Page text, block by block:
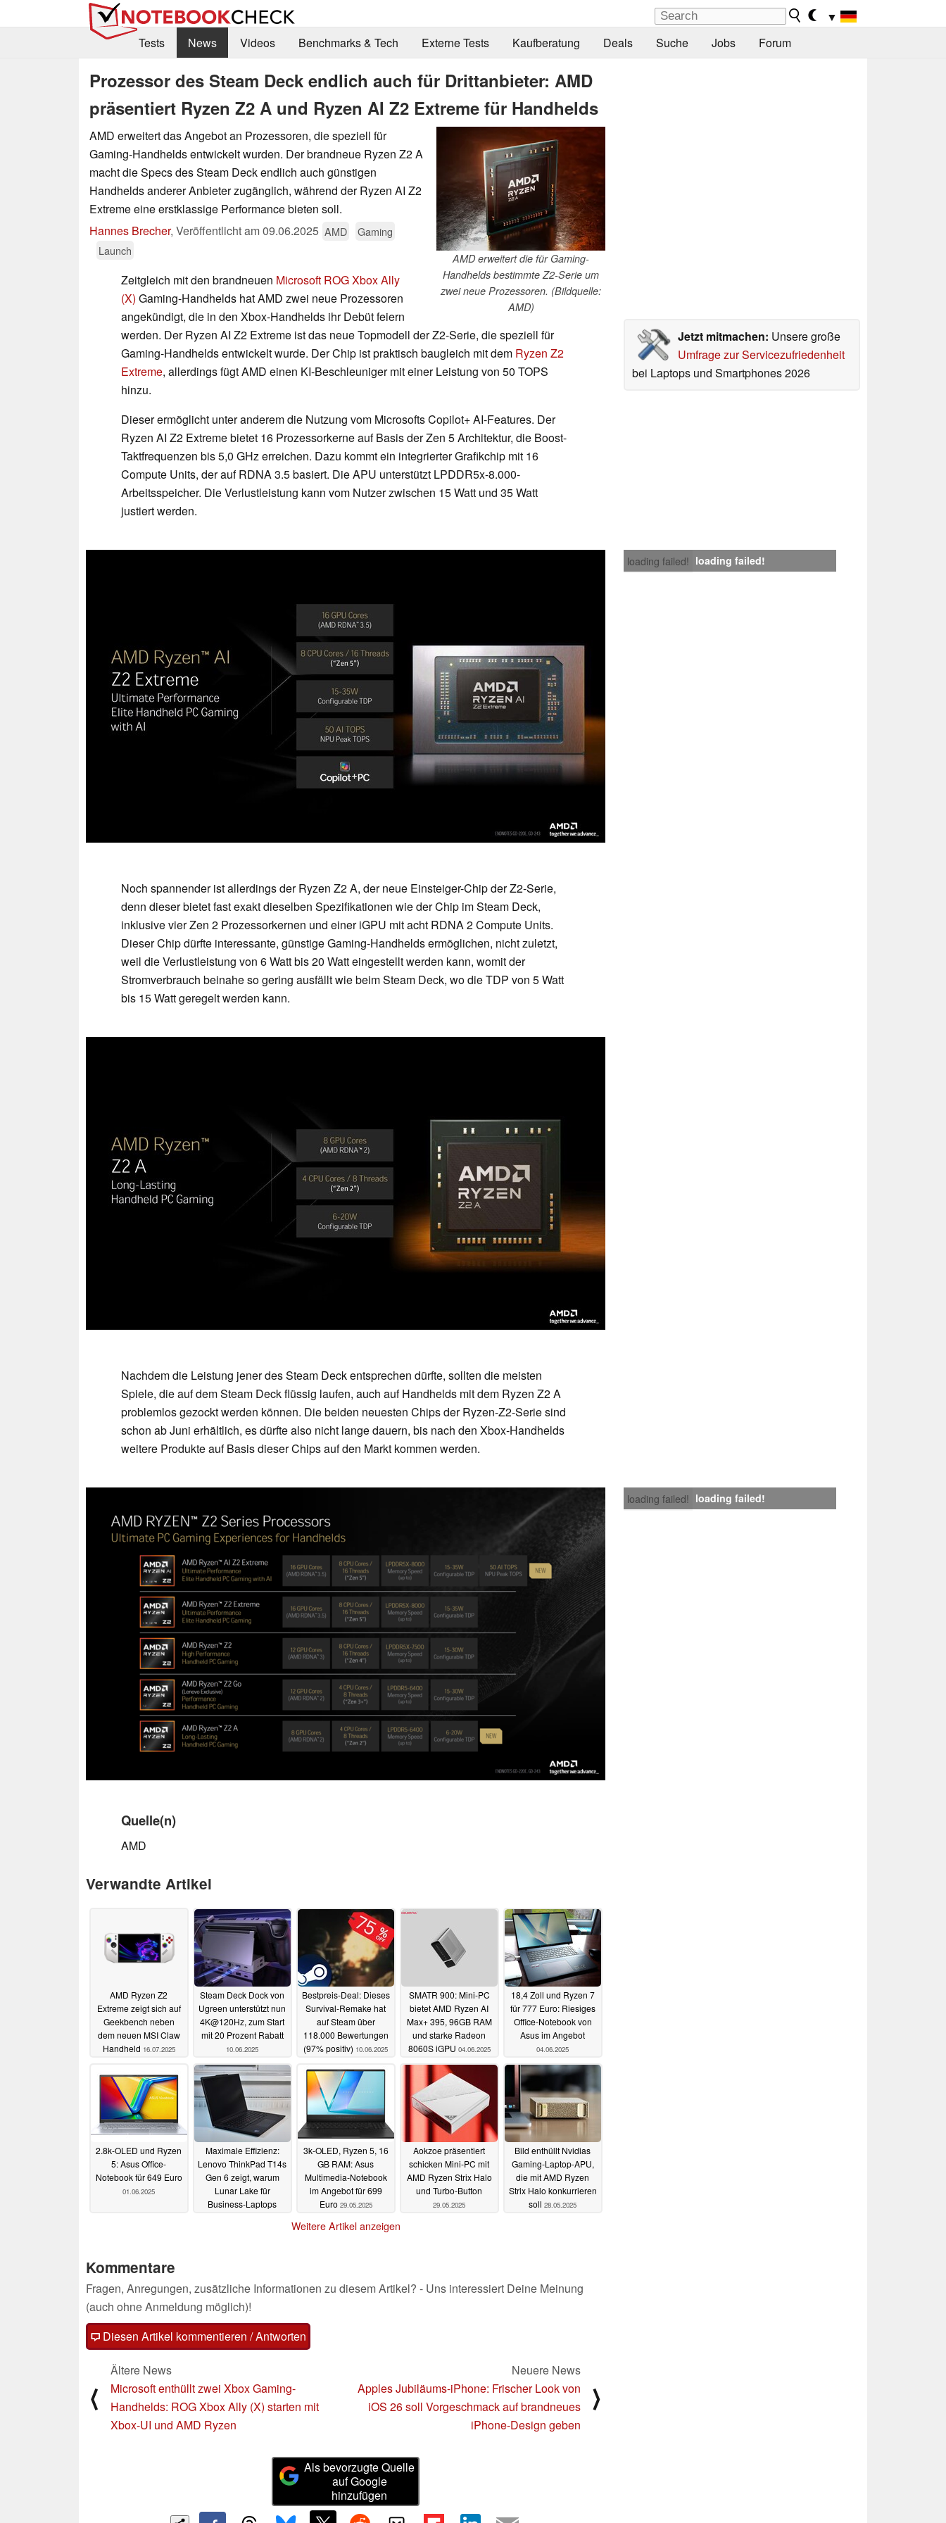
▼
Tests
News Videos Benchmarks & Tech Externe Tests Kaufberatung Deals Suche Jobs Forum
Prozessor des Steam Deck endlich auch für Drittanbieter: AMD
präsentiert Ryzen Z2 A und Ryzen AI Z2 Extreme für Handhelds
AMD erweitert die für Gaming-
Handhelds bestimmte Z2-Serie um
zwei neue Prozessoren. (Bildquelle:
AMD)
AMD erweitert das Angebot an Prozessoren, die speziell für
Gaming-Handhelds entwickelt wurden. Der brandneue Ryzen Z2 A
macht die Specs des Steam Deck endlich auch günstigen
Handhelds anderer Anbieter zugänglich, während der Ryzen AI Z2
Extreme eine erstklassige Performance bieten soll.
Hannes Brecher, Veröffentlicht am09.06.2025 AMD
Gaming
Launch
Jetzt mitmachen: Unsere große
Umfrage zur Servicezufriedenheit
bei Laptops und Smartphones 2026
Zeitgleich mit den brandneuen Microsoft ROG Xbox Ally
(X) Gaming-Handhelds hat AMD zwei neue Prozessoren
angekündigt, die in den Xbox-Handhelds ihr Debüt feiern
werden. Der Ryzen AI Z2 Extreme ist das neue Topmodell der Z2-Serie, die speziell für
Gaming-Handhelds entwickelt wurde. Der Chip ist praktisch baugleich mit dem Ryzen Z2
Extreme, allerdings fügt AMD einen KI-Beschleuniger mit einer Leistung von 50 TOPS
hinzu.
Dieser ermöglicht unter anderem die Nutzung vom Microsofts Copilot+ AI-Features. Der
Ryzen AI Z2 Extreme bietet 16 Prozessorkerne auf Basis der Zen 5 Architektur, die Boost-
Taktfrequenzen bis 5,0 GHz erreichen. Dazu kommt ein integrierter Grafikchip mit 16
Compute Units, der auf RDNA 3.5 basiert. Die APU unterstützt LPDDR5x-8.000-
Arbeitsspeicher. Die Verlustleistung kann vom Nutzer zwischen 15 Watt und 35 Watt
justiert werden.
loading failed! loading failed!
Noch spannender ist allerdings der Ryzen Z2 A, der neue Einsteiger-Chip der Z2-Serie,
denn dieser bietet fast exakt dieselben Spezifikationen wie der Chip im Steam Deck,
inklusive vier Zen 2 Prozessorkernen und einer iGPU mit acht RDNA 2 Compute Units.
Dieser Chip dürfte interessante, günstige Gaming-Handhelds ermöglichen, nicht zuletzt,
weil die Verlustleistung von 6 Watt bis 20 Watt eingestellt werden kann, womit der
Stromverbrauch beinahe so gering ausfällt wie beim Steam Deck, wo die TDP von 5 Watt
bis 15 Watt geregelt werden kann.
Nachdem die Leistung jener des Steam Deck entsprechen dürfte, sollten die meisten
Spiele, die auf dem Steam Deck flüssig laufen, auch auf Handhelds mit dem Ryzen Z2 A
problemlos gezockt werden können. Die beiden neuesten Chips der Ryzen-Z2-Serie sind
schon ab Juni erhältlich, es dürfte also nicht lange dauern, bis nach den Xbox-Handhelds
weitere Produkte auf Basis dieser Chips auf den Markt kommen werden.
loading failed! loading failed!
Quelle(n)
AMD
Verwandte Artikel
AMD Ryzen Z2
Extreme zeigt sich auf
Geekbench neben
dem neuen MSI Claw
Handheld 16.07.2025
Steam Deck Dock von
Ugreen unterstützt nun
4K@120Hz, zum Start
mit 20 Prozent Rabatt
10.06.2025
Bestpreis-Deal: Dieses
Survival-Remake hat
auf Steam über
118.000 Bewertungen
(97% positiv) 10.06.2025
SMATR 900: Mini-PC
bietet AMD Ryzen AI
Max+ 395, 96GB RAM
und starke Radeon
8060S iGPU 04.06.2025
18,4 Zoll und Ryzen 7
für 777 Euro: Riesiges
Office-Notebook von
Asus im Angebot
04.06.2025
2.8k-OLED und Ryzen
5: Asus Office-
Notebook für 649 Euro
01.06.2025
Maximale Effizienz:
Lenovo ThinkPad T14s
Gen 6 zeigt, warum
Lunar Lake für
Business-Laptops
3k-OLED, Ryzen 5, 16
GB RAM: Asus
Multimedia-Notebook
im Angebot für 699
Euro 29.05.2025
Aokzoe präsentiert
schicken Mini-PC mit
AMD Ryzen Strix Halo
und Turbo-Button
29.05.2025
Bild enthüllt Nvidias
Gaming-Laptop-APU,
die mit AMD Ryzen
Strix Halo konkurrieren
soll 28.05.2025
Weitere Artikel anzeigen
Kommentare
Fragen, Anregungen, zusätzliche Informationen zu diesem Artikel? - Uns interessiert Deine Meinung
(auch ohne Anmeldung möglich)!
Diesen Artikel kommentieren / Antworten
⟨
Ältere News
Microsoft enthüllt zwei Xbox Gaming-
Handhelds: ROG Xbox Ally (X) starten mit
Xbox-UI und AMD Ryzen
Neuere News
Apples Jubiläums-iPhone: Frischer Look von
iOS 26 soll Vorgeschmack auf brandneues
iPhone-Design geben
⟩
Als bevorzugte Quelle
auf Google
hinzufügen